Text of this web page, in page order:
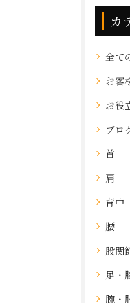
カ
全て
お客
お役
ブロ
首
肩
背中
腰
股関
足・
腕・